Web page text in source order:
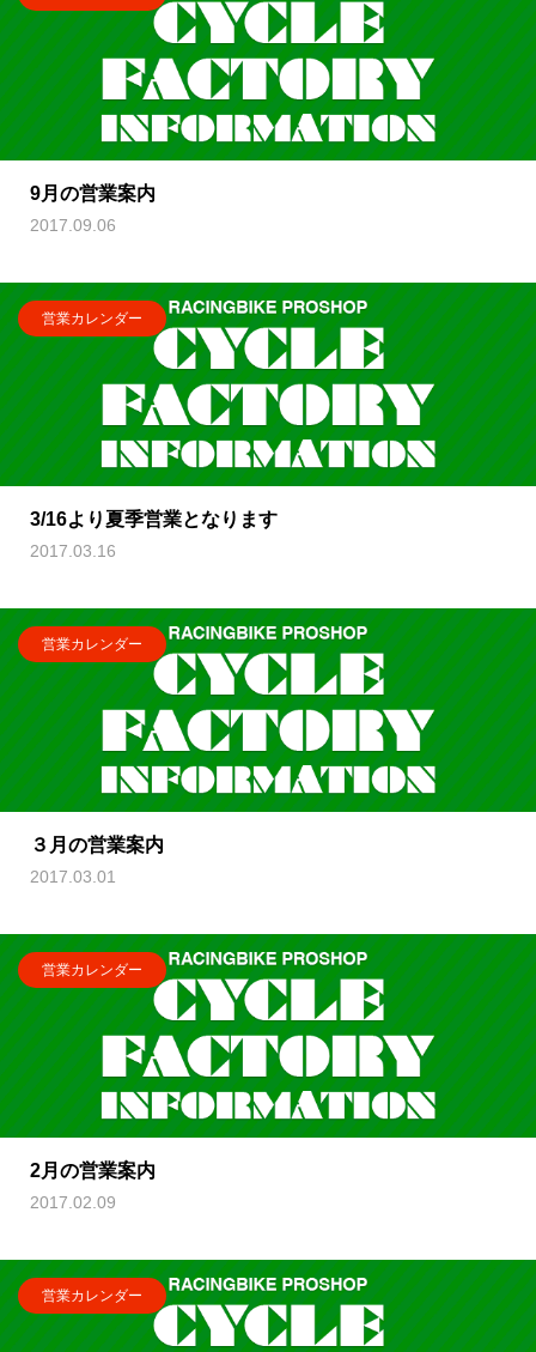
9月の営業案内
2017.09.06
営業カレンダー
3/16より夏季営業となります
2017.03.16
営業カレンダー
３月の営業案内
2017.03.01
営業カレンダー
2月の営業案内
2017.02.09
営業カレンダー